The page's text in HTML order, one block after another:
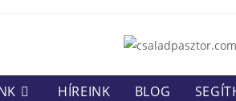
HÍREINK BLOG